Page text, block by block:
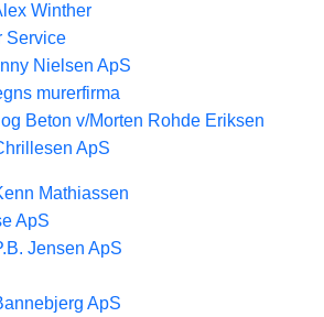
Winther
Service
Nielsen ApS
murerfirma
Beton v/Morten Rohde Eriksen
ApS
Mathiassen
ApS
Jensen ApS
ApS